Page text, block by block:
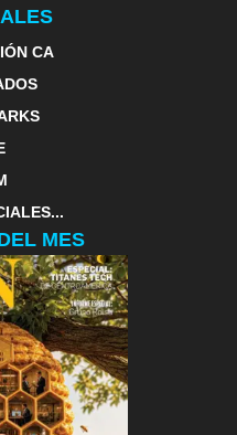
CA
MES